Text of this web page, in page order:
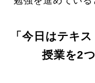
「今日はテキ
授業を2